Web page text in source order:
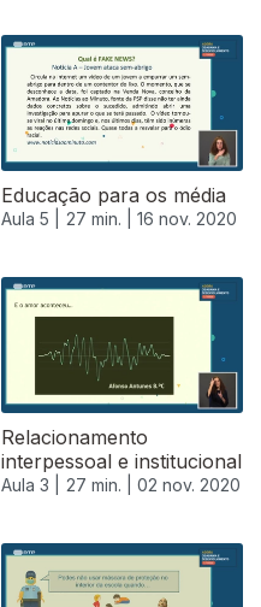
Educação para os média
Aula 5 | 27 min. | 16 nov. 2020
Relacionamento
interpessoal e institucional
Aula 3 | 27 min. | 02 nov. 2020